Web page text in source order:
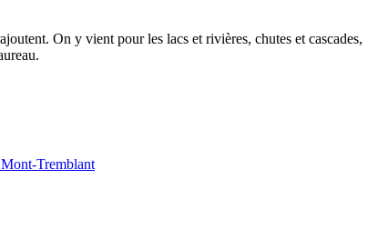
On y vient pour les lacs et rivières, chutes et cascades,